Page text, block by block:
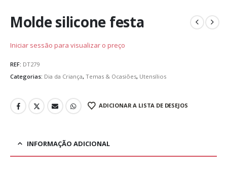
Molde silicone festa
Iniciar sessão para visualizar o preço
REF: DT279
Categorias: Dia da Criança, Temas & Ocasiões, Utensílios
ADICIONAR A LISTA DE DESEJOS
INFORMAÇÃO ADICIONAL